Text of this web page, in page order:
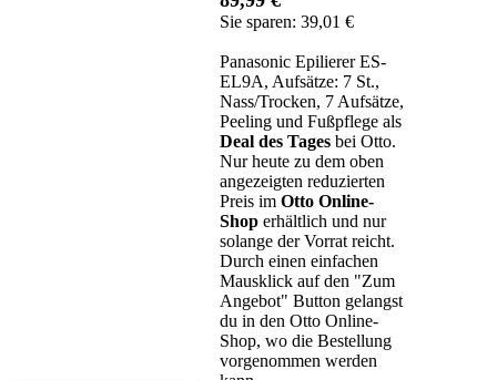
Sie sparen: 39,01 €
Panasonic Epilierer ES-
EL9A, Aufsätze: 7 St.,
Nass/Trocken, 7 Aufsätze,
Peeling und Fußpflege als
Deal des Tages bei Otto.
Nur heute zu dem oben
angezeigten reduzierten
Preis im Otto Online-
Shop erhältlich und nur
solange der Vorrat reicht.
Durch einen einfachen
Mausklick auf den "Zum
Angebot" Button gelangst
du in den Otto Online-
Shop, wo die Bestellung
vorgenommen werden